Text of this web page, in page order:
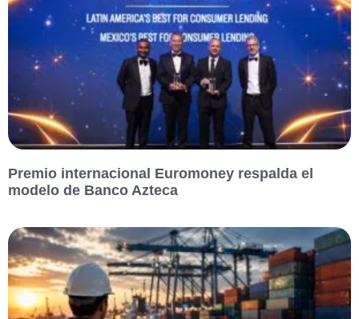
Premio internacional Euromoney respalda el
modelo de Banco Azteca